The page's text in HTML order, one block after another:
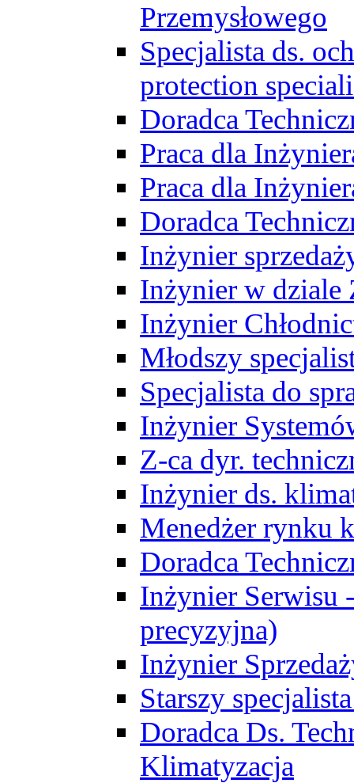
Przemysłowego
Specjalista ds.
protection
Doradca
Praca dla
Praca dla
Doradca
Inżynier
Inżynier w dziale
Inżynier
Młodszy
Specjalista do
Inżynier
Z-ca dyr.
Inżynier ds.
Menedżer rynku
Doradca
Inżynier Serwisu
precyzyjna)
Inżynier
Starszy
Doradca Ds.
Klimatyzacja